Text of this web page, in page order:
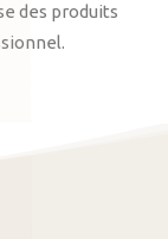
des produits